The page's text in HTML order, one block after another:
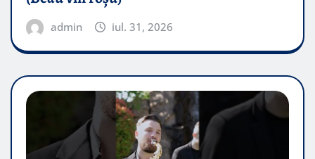
admin iul. 31, 2026